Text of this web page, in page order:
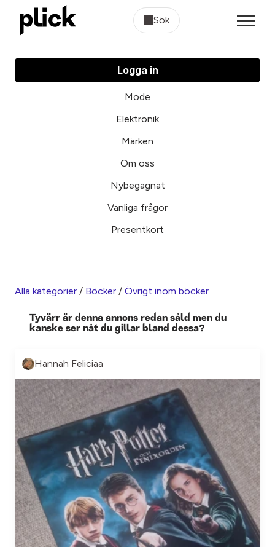
Sök
Logga in
Mode
Elektronik
Märken
Om oss
Nybegagnat
Vanliga frågor
Presentkort
Alla kategorier / Böcker / Övrigt inom böcker
Tyvärr är denna annons redan såld men du
kanske ser nåt du gillar bland dessa?
Hannah Feliciaa